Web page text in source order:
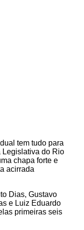
tem tudo para
Legislativa do Rio
chapa forte e
acirrada
Dias, Gustavo
e Luiz Eduardo
primeiras seis